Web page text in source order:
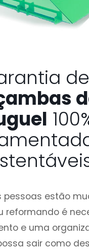
de
pessoas estão
reformando é
e uma
sair como